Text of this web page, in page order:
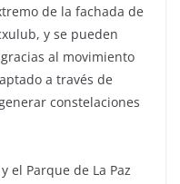
de la fachada de
y se pueden
al movimiento
a través de
constelaciones
el Parque de La Paz